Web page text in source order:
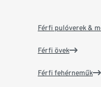
Férfi pulóverek &
Férfi övek
Férfi fehérneműk